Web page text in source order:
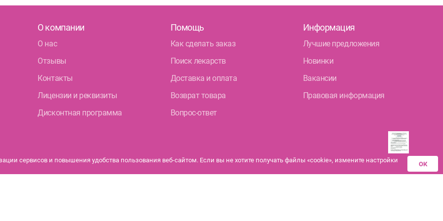
О компании
О нас
Отзывы
Контакты
Лицензии и реквизиты
Дисконтная программа
Помощь
Как сделать заказ
Поиск лекарств
Доставка и оплата
Возврат товара
Вопрос-ответ
Информация
Лучшие предложения
Новинки
Вакансии
Правовая информация
Разрешения аптек-
партнеров на
сервисов и повышения удобства пользования веб-сайтом. Если вы не хотите получать файлы «cookie», измените настройки
ОК